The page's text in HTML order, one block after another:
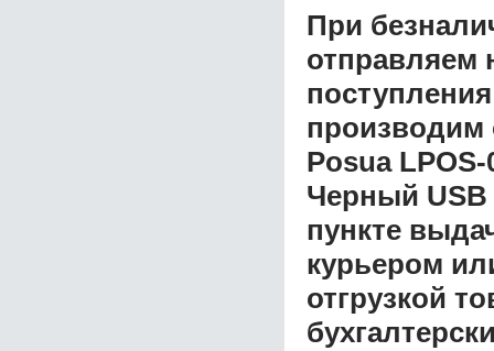
При
отправляем
производим
Posua
Черный USB
пункте
курьером
отгрузкой